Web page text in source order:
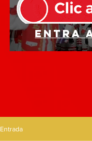
Entra
Entrada